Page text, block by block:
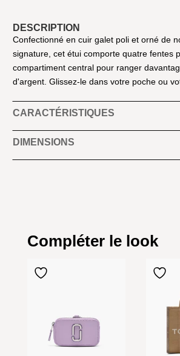
DESCRIPTION
Confectionné en cuir galet poli et orné de
signature, cet étui comporte quatre fentes
compartiment central pour ranger
d'argent. Glissez-le dans votre poche ou
CARACTÉRISTIQUES
DIMENSIONS
Compléter le look